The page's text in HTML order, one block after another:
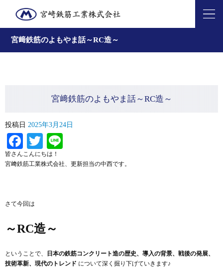
宮﨑鉄筋のよもやま話～RC造～
宮﨑鉄筋のよもやま話～RC造～
投稿日 2025年3月24日
Facebook
Twitter
皆さんこんにちは！
宮﨑鉄筋工業株式会社、更新担当の中西です。
さて今回は
～RC造～
ということで、
日本の鉄筋コンクリート造の歴史、導入の背景、戦後の発展、
技術革新、現代のトレンド について深く掘り下げていきます♪